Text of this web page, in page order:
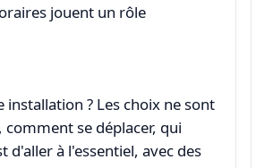
jouent un rôle
? Les choix ne sont
se déplacer, qui
d'aller à l'essentiel, avec des